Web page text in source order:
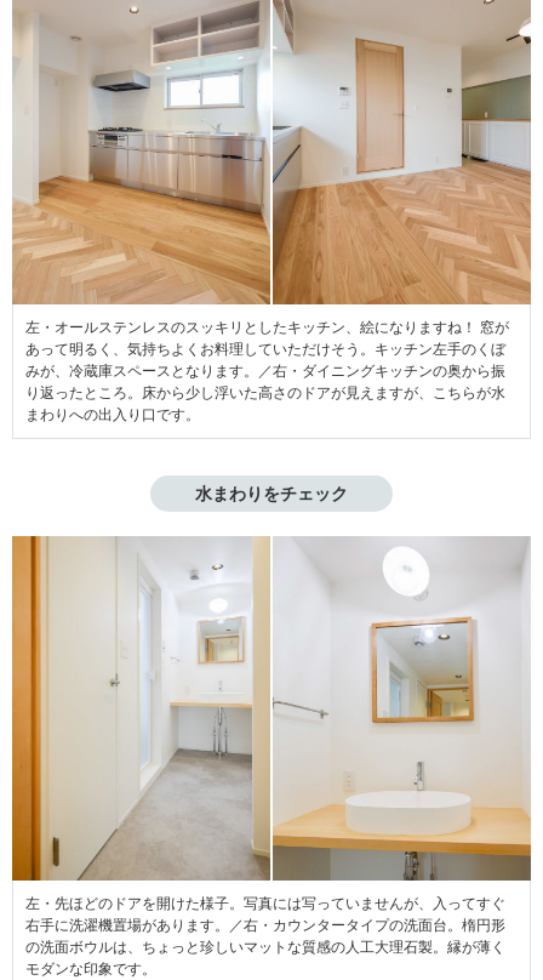
左・オールステンレスのスッキリとしたキッチン、絵になりますね！ 窓が
あって明るく、気持ちよくお料理していただけそう。キッチン左手のくぼ
みが、冷蔵庫スペースとなります。／右・ダイニングキッチンの奥から振
り返ったところ。床から少し浮いた高さのドアが見えますが、こちらが水
まわりへの出入り口です。
水まわりをチェック
左・先ほどのドアを開けた様子。写真には写っていませんが、入ってすぐ
右手に洗濯機置場があります。／右・カウンタータイプの洗面台。楕円形
の洗面ボウルは、ちょっと珍しいマットな質感の人工大理石製。縁が薄く
モダンな印象です。